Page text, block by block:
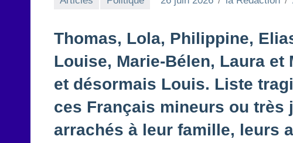
Thomas, Lola, Philippine,
Louise, Marie-Bélen, Laura et
et désormais Louis. Liste
ces Français mineurs ou très
arrachés à leur famille, leurs